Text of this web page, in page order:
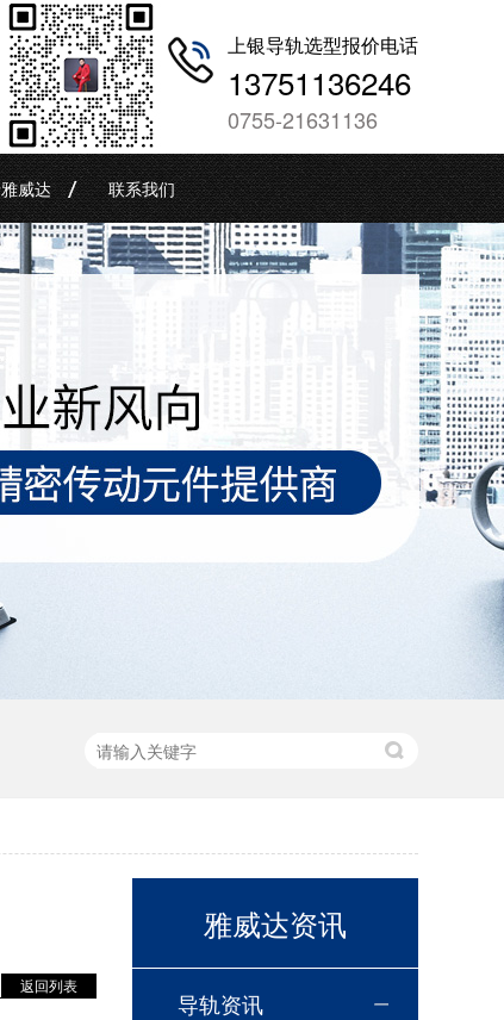
上银导轨选型报价电话
13751136246
0755-21631136
威达 联系我们
返回列表
雅威达资讯
导轨资讯